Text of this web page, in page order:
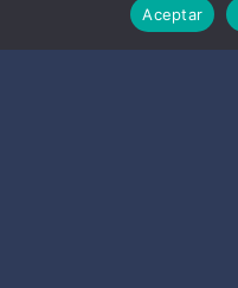
Aceptar